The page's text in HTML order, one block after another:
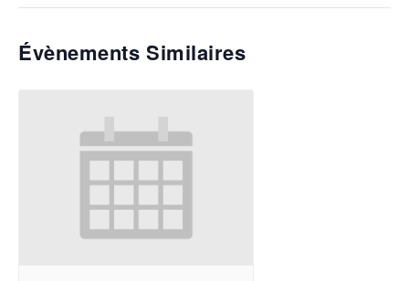
Évènements Similaires